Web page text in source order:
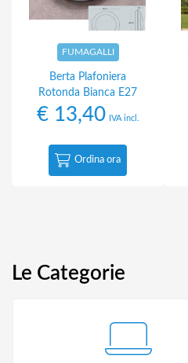
FUMAGALLI
Berta Plafoniera
Rotonda Bianca E27
€13,40 IVA incl.
Ordina ora
Le Categorie